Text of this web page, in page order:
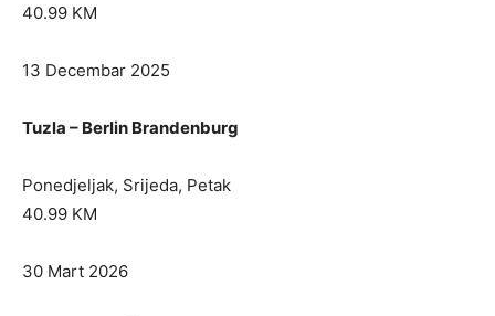
40.99 KM
13 Decembar 2025
Tuzla – Berlin Brandenburg
Ponedjeljak, Srijeda, Petak
40.99 KM
30 Mart 2026